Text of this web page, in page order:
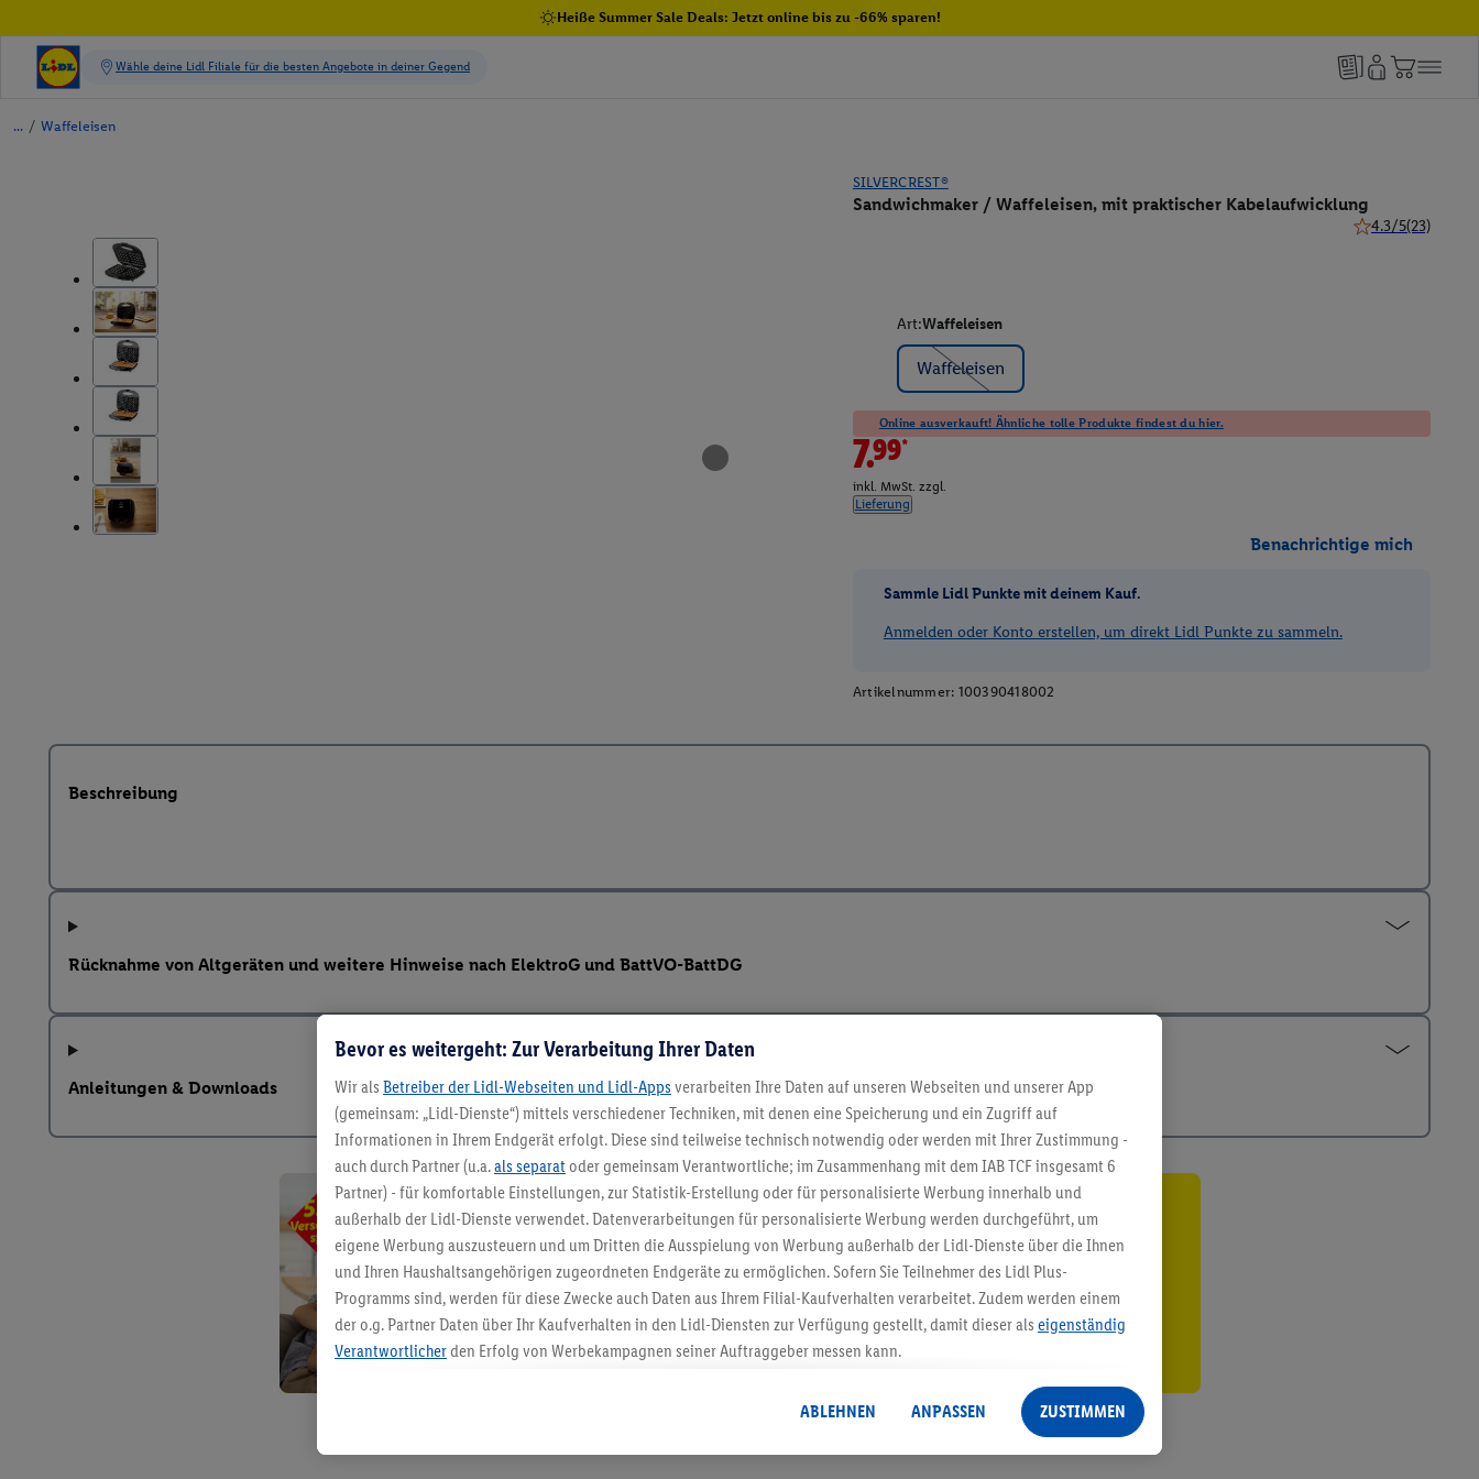
Heiße Summer Sale Deals: Jetzt online bis zu -66% sparen!
/ Waffeleisen
SILVERCREST®
Sandwichmaker / Waffeleisen, mit praktischer Kabelaufwicklung
4.3/5(23)
Art:Waffeleisen
Waffeleisen
Online ausverkauft! Ähnliche tolle Produkte findest du hier.
7.99*
inkl. MwSt. zzgl.
Lieferung
Benachrichtige mich
Sammle Lidl Punkte mit deinem Kauf.
Anmelden oder Konto erstellen, um direkt Lidl Punkte zu sammeln.
Artikelnummer: 100390418002
Beschreibung
Rücknahme von Altgeräten und weitere Hinweise nach ElektroG und BattVO-BattDG
Anleitungen & Downloads
5.95 € Versand sparen³²ᵃ
Jetzt zum Newsletter anmelden
Gutschein sichern!
Bevor es weitergeht: Zur Verarbeitung Ihrer Daten
Wir als Betreiber der Lidl-Webseiten und Lidl-Apps verarbeiten Ihre Daten auf unseren Webseiten und unserer App
(gemeinsam: „Lidl-Dienste“) mittels verschiedener Techniken, mit denen eine Speicherung und ein Zugriff auf
Informationen in Ihrem Endgerät erfolgt. Diese sind teilweise technisch notwendig oder werden mit Ihrer Zustimmung -
auch durch Partner (u.a.als separat oder gemeinsam Verantwortliche; im Zusammenhang mit dem IAB TCF insgesamt 6
Partner) - für komfortable Einstellungen, zur Statistik-Erstellung oder für personalisierte Werbung innerhalb und
außerhalb der Lidl-Dienste verwendet. Datenverarbeitungen für personalisierte Werbung werden durchgeführt, um
eigene Werbung auszusteuern und um Dritten die Ausspielung von Werbung außerhalb der Lidl-Dienste über die Ihnen
und Ihren Haushaltsangehörigen zugeordneten Endgeräte zu ermöglichen. Sofern Sie Teilnehmer des Lidl Plus-
Programms sind, werden für diese Zwecke auch Daten aus Ihrem Filial-Kaufverhalten verarbeitet. Zudem werden einem
der o.g. Partner Daten über Ihr Kaufverhalten in den Lidl-Diensten zur Verfügung gestellt, damit dieser als eigenständig
Verantwortlicherden Erfolg von Werbekampagnen seiner Auftraggeber messen kann.
angereicherten Profilen. Dies umfasst die Zusammenführung von Daten (z.B. über Ihre Nutzung der Lidl-Dienste, Ihr
Kaufverhalten in den Lidl-Diensten, Informationen aus Ihrem Kundenkonto - z.B. Alter oder Geschlecht - sowie Ihre
genauen Standortdaten) auch über verschiedene Endgeräte und Lidl-Dienste hinweg einschließlich dem Speichern von
ABLEHNEN ANPASSEN ZUSTIMMEN